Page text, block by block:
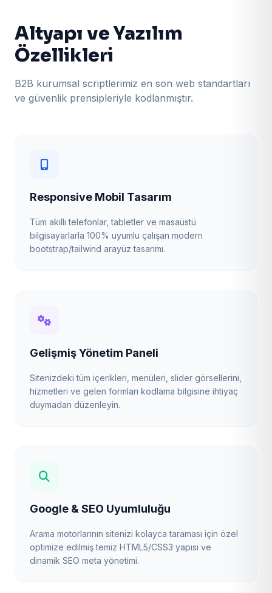
Altyapı ve Yazılım
Özellikleri
B2B kurumsal scriptlerimiz en son web standartları
ve güvenlik prensipleriyle kodlanmıştır.
Responsive Mobil Tasarım
Tüm akıllı telefonlar, tabletler ve masaüstü
bilgisayarlarla 100% uyumlu çalışan modern
bootstrap/tailwind arayüz tasarımı.
Gelişmiş Yönetim Paneli
Sitenizdeki tüm içerikleri, menüleri, slider görsellerini,
hizmetleri ve gelen formları kodlama bilgisine ihtiyaç
duymadan düzenleyin.
Google & SEO Uyumluluğu
Arama motorlarının sitenizi kolayca taraması için özel
optimize edilmiş temiz HTML5/CSS3 yapısı ve
dinamik SEO meta yönetimi.